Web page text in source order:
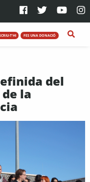
T'HI FES UNA DONACIÓ
del
la